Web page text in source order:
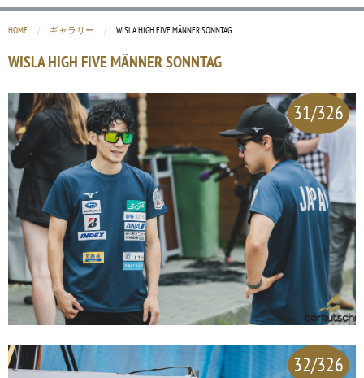
HOME ギャラリー CURRENT:
WISLA HIGH FIVE MÄNNER SONNTAG
WISLA HIGH FIVE MÄNNER SONNTAG
31/326
32/326